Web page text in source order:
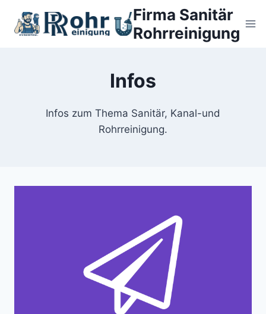
Inhalt
springen
Firma Sanitär
Rohrreinigung
Infos
Infos zum Thema Sanitär, Kanal-und
Rohrreinigung.